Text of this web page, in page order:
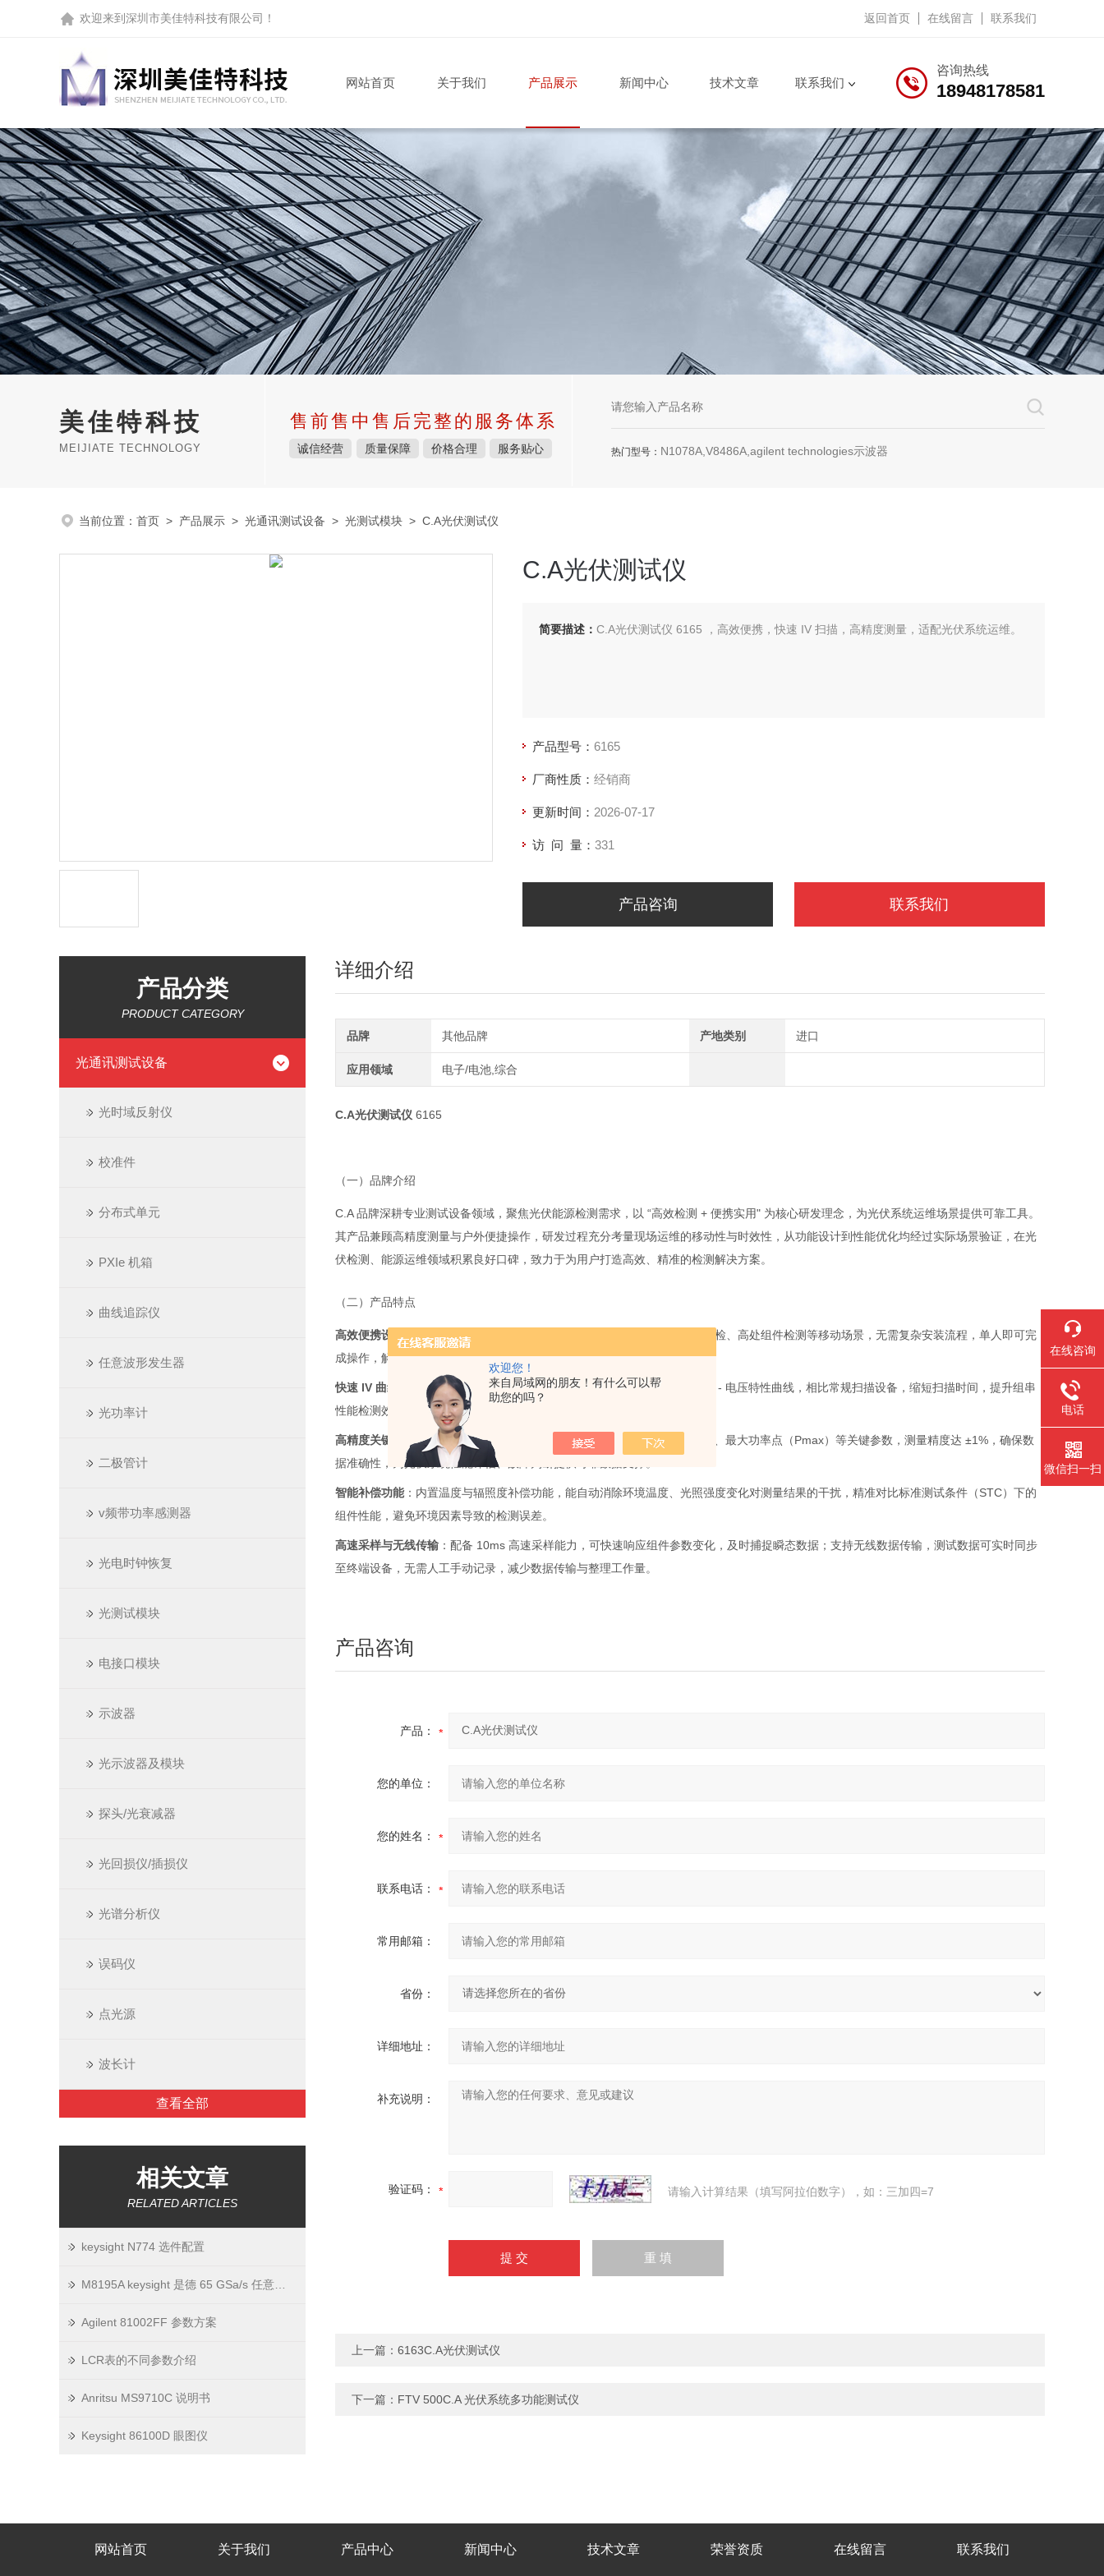
欢迎您！
来自局域网的朋友！有什么可以帮
助您的吗？
欢迎来到 深圳市美佳特科技有限公司 ！ 返回首页 在线留言 联系我们
咨询热线
18948178581
网站首页 关于我们 产品展示 新闻中心 技术文章 联系我们
美佳特科技
MEIJIATE TECHNOLOGY
售前售中售后完整的服务体系
诚信经营 质量保障 价格合理 服务贴心 热门型号： N1078A,V8486A,agilent technologies示波器
当前位置： 首页 > 产品展示 > 光通讯测试设备 > 光测试模块 > C.A光伏测试仪
C.A光伏测试仪
简要描述： C.A光伏测试仪 6165 ，高效便携，快速 IV 扫描，高精度测量，适配光伏系统运维。
产品型号： 6165
厂商性质： 经销商
更新时间： 2026-07-17
访 问 量： 331
产品咨询 联系我们
产品分类
PRODUCT CATEGORY
光通讯测试设备
光时域反射仪
校准件
分布式单元
PXIe 机箱
曲线追踪仪
任意波形发生器
光功率计
二极管计
v频带功率感测器
光电时钟恢复
光测试模块
电接口模块
示波器
光示波器及模块
探头/光衰减器
光回损仪/插损仪
光谱分析仪
误码仪
点光源
波长计
查看全部
相关文章
RELATED ARTICLES
keysight N774 选件配置
Agilent 81002FF 参数方案
LCR表的不同参数介绍
Anritsu MS9710C 说明书
Keysight 86100D 眼图仪
详细介绍
品牌 其他品牌 产地类别 进口
应用领域 电子/电池,综合
C.A光伏测试仪 6165
（一）品牌介绍
C.A 品牌深耕专业测试设备领域，聚焦光伏能源检测需求，以 “高效检测 + 便携实用" 为核心研发理念，为光伏系统运维场景提供可靠工具。
其产品兼顾高精度测量与户外便捷操作，研发过程充分考量现场运维的移动性与时效性，从功能设计到性能优化均经过实际场景验证，在光
伏检测、能源运维领域积累良好口碑，致力于为用户打造高效、精准的检测解决方案。
（二）产品特点
高效便携设计 ：采用轻量化便携结构，便于工作人员携带至光伏电站户外巡检、高处组件检测等移动场景，无需复杂安装流程，单人即可完
成操作，解决传统检测设备户外使用不便、操作繁琐的问题。
快速 IV 曲线扫描
：具备快速 IV 曲线扫描功能，能快速捕捉光伏组串的电流 - 电压特性曲线，相比常规扫描设备，缩短扫描时间，提升组串
性能检测效率，适配批量组件快速检测需求。
高精度关键参数测量：可精准测量组串开路电压（Voc）、短路电流（Isc）、最大功率点（Pmax）等关键参数，测量精度达 ±1%，确保数
据准确性，为光伏系统性能评估、故障判断提供可靠数据支撑。
智能补偿功能：内置温度与辐照度补偿功能，能自动消除环境温度、光照强度变化对测量结果的干扰，精准对比标准测试条件（STC）下的
组件性能，避免环境因素导致的检测误差。
高速采样与无线传输 ：配备 10ms 高速采样能力，可快速响应组件参数变化，及时捕捉瞬态数据；支持无线数据传输，测试数据可实时同步
至终端设备，无需人工手动记录，减少数据传输与整理工作量。
产品咨询
产品：
您的单位：
您的姓名：
联系电话：
常用邮箱：
省份：
详细地址：
补充说明：
验证码： 请输入计算结果（填写阿拉伯数字），如：三加四=7
上一篇： 6163C.A光伏测试仪
下一篇： FTV 500C.A 光伏系统多功能测试仪
网站首页 关于我们 产品中心 新闻中心 技术文章 荣誉资质 在线留言 联系我们
在线咨询
电话
微信扫一扫